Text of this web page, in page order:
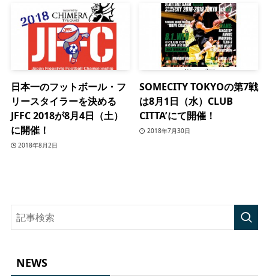
日本一のフットボール・フ
リースタイラーを決める
JFFC 2018が8月4日（土）
に開催！
2018年8月2日
SOMECITY TOKYOの第7戦
は8月1日（水）CLUB
CITTA’にて開催！
2018年7月30日
NEWS